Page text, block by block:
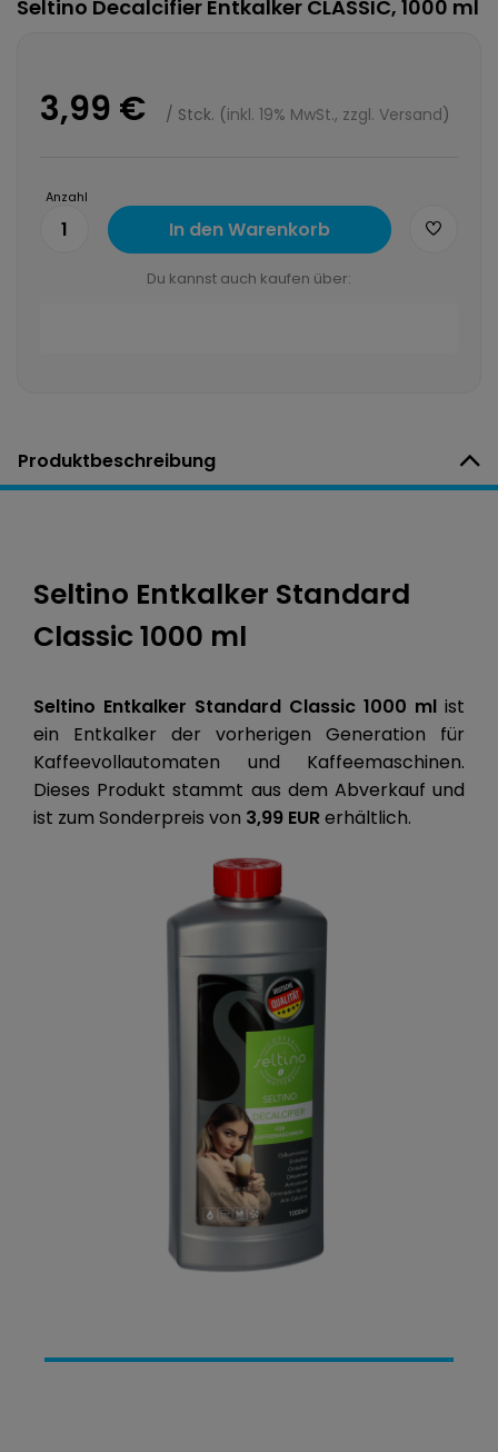
Seltino Decalcifier Entkalker CLASSIC, 1000 ml
3,99 € / Stck. (inkl. 19% MwSt., zzgl. Versand)
Anzahl
1 In den Warenkorb
Du kannst auch kaufen über:
Produktbeschreibung
Seltino Entkalker Standard
Classic 1000 ml
Seltino Entkalker Standard Classic 1000 ml ist
ein Entkalker der vorherigen Generation für
Kaffeevollautomaten und Kaffeemaschinen.
Dieses Produkt stammt aus dem Abverkauf und
ist zum Sonderpreis von 3,99 EURerhältlich.